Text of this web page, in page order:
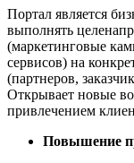
Портал является
выполнять
(маркетинговые
сервисов) на
(партнеров,
Открывает новые
привлечением
Повышение